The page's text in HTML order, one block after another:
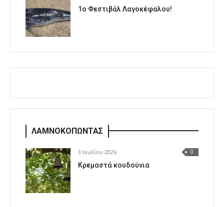
1o Φεστιβάλ Λαγοκέφαλου!
ΛΑΜΝΟΚΟΠΩΝΤΑΣ
3 Ιουλίου 2026 0
Κρεμαστά κουδούνια